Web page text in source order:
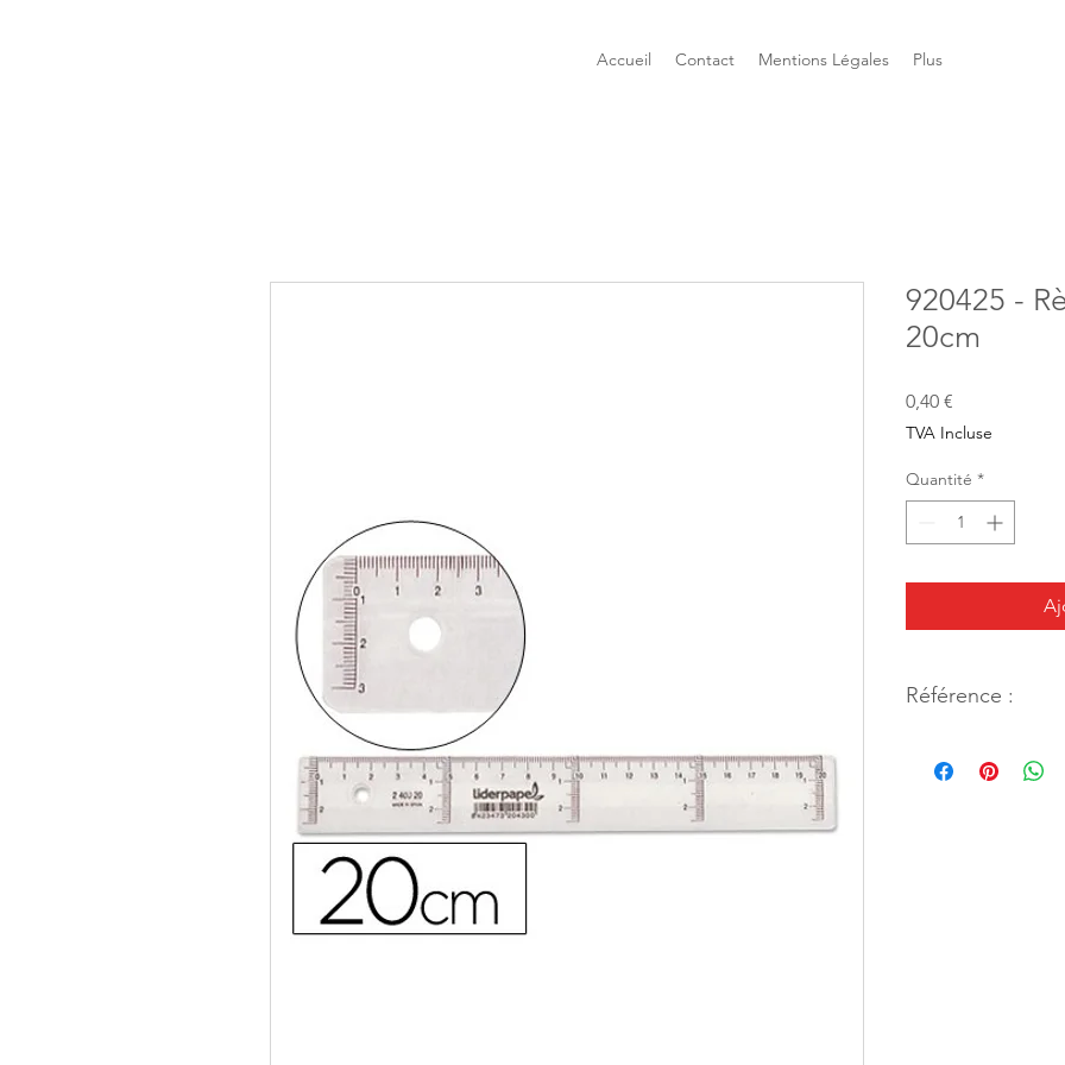
Accueil Contact Mentions Légales Plus
920425 -
20cm
0,40 €
TVA Incluse
Quantité *
Référence :